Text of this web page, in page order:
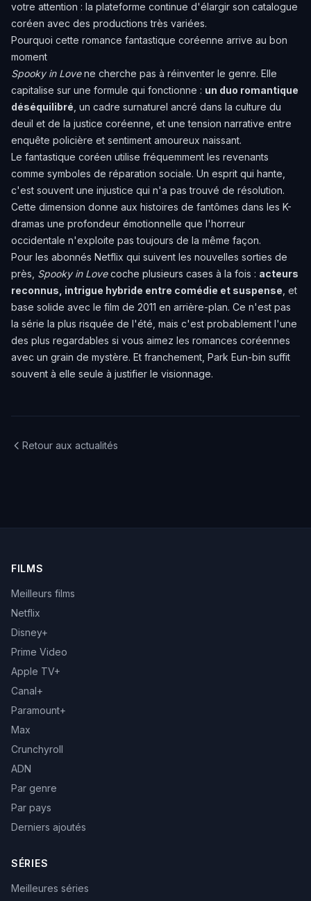
votre attention : la plateforme continue d'élargir son catalogue
coréen avec des productions très variées.
Pourquoi cette romance fantastique coréenne arrive au bon
moment
Spooky in Lovene cherche pas à réinventer le genre. Elle
capitalise sur une formule qui fonctionne : un duo romantique
déséquilibré , un cadre surnaturel ancré dans la culture du
deuil et de la justice coréenne, et une tension narrative entre
enquête policière et sentiment amoureux naissant.
Le fantastique coréen utilise fréquemment les revenants
comme symboles de réparation sociale. Un esprit qui hante,
c'est souvent une injustice qui n'a pas trouvé de résolution.
Cette dimension donne aux histoires de fantômes dans les K-
dramas une profondeur émotionnelle que l'horreur
occidentale n'exploite pas toujours de la même façon.
Pour les abonnés Netflix qui suivent les nouvelles sorties de
près, Spooky in Lovecoche plusieurs cases à la fois : acteurs
reconnus, intrigue hybride entre comédie et suspense , et
base solide avec le film de 2011 en arrière-plan. Ce n'est pas
la série la plus risquée de l'été, mais c'est probablement l'une
des plus regardables si vous aimez les romances coréennes
avec un grain de mystère. Et franchement, Park Eun-bin suffit
souvent à elle seule à justifier le visionnage.
Retour aux actualités
FILMS
Meilleurs films
Netflix
Disney+
Prime Video
Apple TV+
Canal+
Paramount+
Max
Crunchyroll
ADN
Par genre
Par pays
Derniers ajoutés
SÉRIES
Meilleures séries